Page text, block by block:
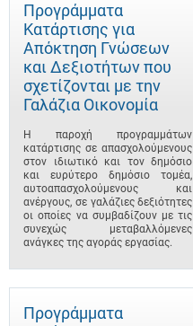
Προγράμματα
Κατάρτισης για
Απόκτηση Γνώσεων
και Δεξιοτήτων που
σχετίζονται με την
Γαλάζια Οικονομία
Η παροχή προγραμμάτων
κατάρτισης σε απασχολούμενους
στον ιδιωτικό και τον δημόσιο
και ευρύτερο δημόσιο τομέα,
αυτοαπασχολούμενους και
ανέργους, σε γαλάζιες δεξιότητες
οι οποίες να συμβαδίζουν με τις
συνεχώς μεταβαλλόμενες
ανάγκες της αγοράς εργασίας.
Προγράμματα